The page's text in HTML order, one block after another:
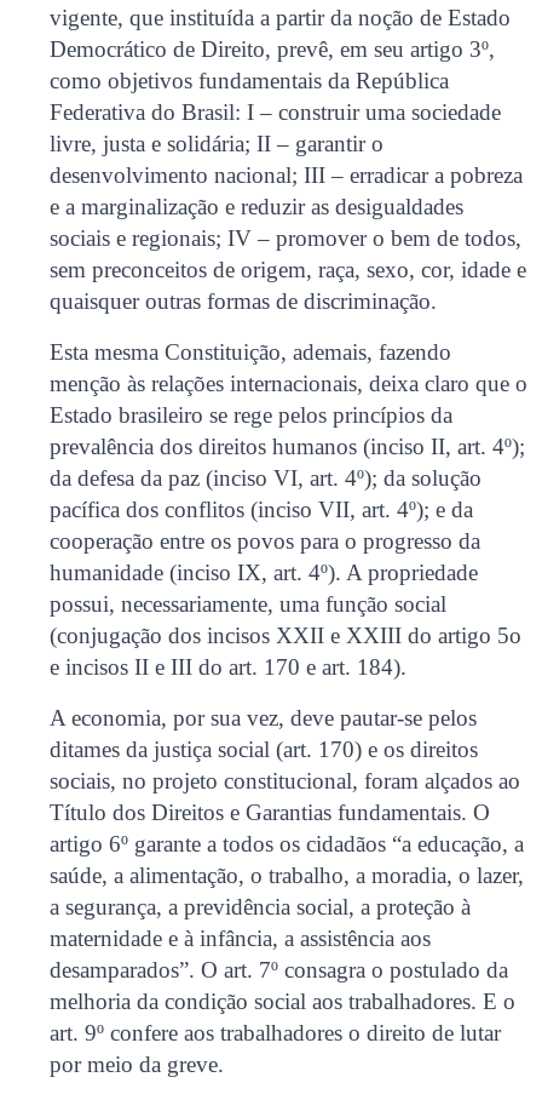
vigente, que instituída a partir da noção de Estado
Democrático de Direito, prevê, em seu artigo 3º,
como objetivos fundamentais da República
Federativa do Brasil: I – construir uma sociedade
livre, justa e solidária; II – garantir o
desenvolvimento nacional; III – erradicar a pobreza
e a marginalização e reduzir as desigualdades
sociais e regionais; IV – promover o bem de todos,
sem preconceitos de origem, raça, sexo, cor, idade e
quaisquer outras formas de discriminação.
Esta mesma Constituição, ademais, fazendo
menção às relações internacionais, deixa claro que o
Estado brasileiro se rege pelos princípios da
prevalência dos direitos humanos (inciso II, art. 4º);
da defesa da paz (inciso VI, art. 4º); da solução
pacífica dos conflitos (inciso VII, art. 4º); e da
cooperação entre os povos para o progresso da
humanidade (inciso IX, art. 4º). A propriedade
possui, necessariamente, uma função social
(conjugação dos incisos XXII e XXIII do artigo 5o
e incisos II e III do art. 170 e art. 184).
A economia, por sua vez, deve pautar-se pelos
ditames da justiça social (art. 170) e os direitos
sociais, no projeto constitucional, foram alçados ao
Título dos Direitos e Garantias fundamentais. O
artigo 6º garante a todos os cidadãos “a educação, a
saúde, a alimentação, o trabalho, a moradia, o lazer,
a segurança, a previdência social, a proteção à
maternidade e à infância, a assistência aos
desamparados”. O art. 7º consagra o postulado da
melhoria da condição social aos trabalhadores. E o
art. 9º confere aos trabalhadores o direito de lutar
por meio da greve.